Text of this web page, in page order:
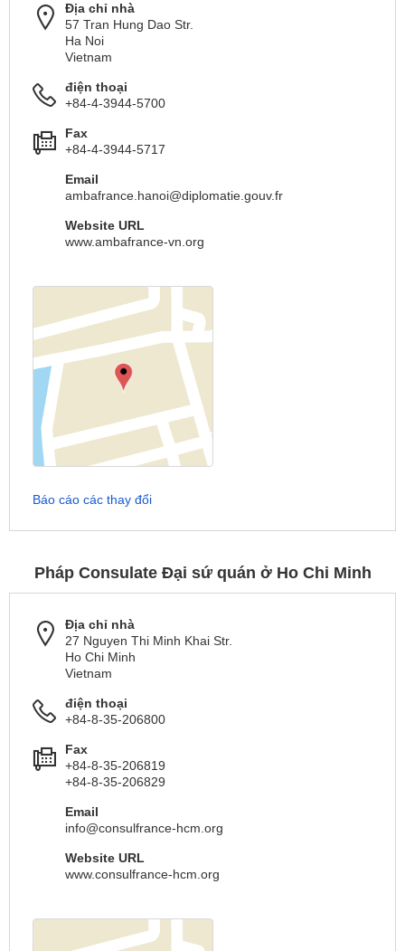
Địa chỉ nhà
57 Tran Hung Dao Str.
Ha Noi
Vietnam
điện thoại
+84-4-3944-5700
Fax
+84-4-3944-5717
Email
ambafrance.hanoi@diplomatie.gouv.fr
Website URL
www.ambafrance-vn.org
Báo cáo các thay đổi
Pháp Consulate Đại sứ quán ở Ho Chi Minh
Địa chỉ nhà
27 Nguyen Thi Minh Khai Str.
Ho Chi Minh
Vietnam
điện thoại
+84-8-35-206800
Fax
+84-8-35-206819
+84-8-35-206829
Email
info@consulfrance-hcm.org
Website URL
www.consulfrance-hcm.org